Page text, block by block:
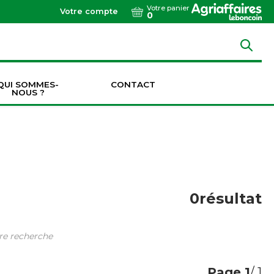
Votre compte Votre panier
0
SOMMES-
NOUS ?
CONTACT
0résultat
recherche